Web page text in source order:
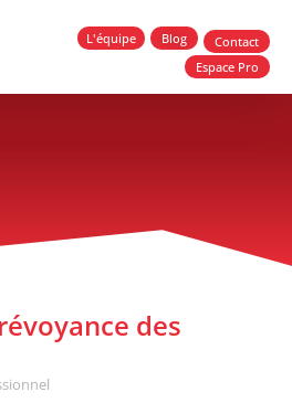
L'équipe Blog
Contact
Espace Pro
des